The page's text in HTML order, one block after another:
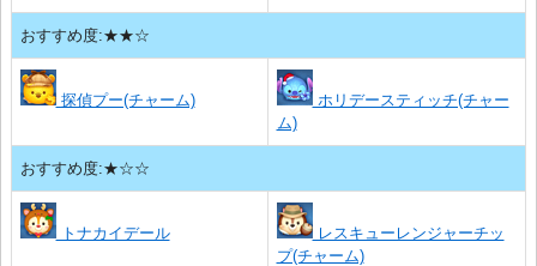
おすすめ度:★★☆
探偵プー(チャーム)
ホリデースティッチ(チャー
ム)
おすすめ度:★☆☆
トナカイデール
レスキューレンジャーチッ
プ(チャーム)